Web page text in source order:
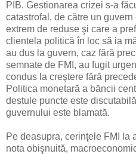
PIB. Gestionarea crizei s-a
catastrofal, de către un
extrem de reduse şi care a
clientela politică în loc să ia
au dus la guvern, caz fără
semnate de FMI, au fugit
condus la creştere fără
Politica monetară a băncii
destule puncte este
guvernului este blamată.
Pe deasupra, cerinţele FMI la
nota obişnuită,